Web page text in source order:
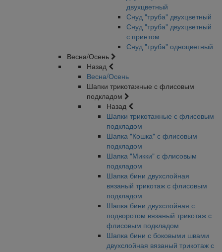
двухцветный
Снуд "труба" двухцветный
Снуд "труба" двухцветный
с принтом
Снуд "труба" одноцветный
Весна/Осень
Назад
Весна/Осень
Шапки трикотажные с флисовым
подкладом
Назад
Шапки трикотажные с флисовым
подкладом
Шапка "Кошка" с флисовым
подкладом
Шапка "Микки" с флисовым
подкладом
Шапка бини двухслойная
вязаный трикотаж с флисовым
подкладом
Шапка бини двухслойная с
подворотом вязаный трикотаж с
флисовым подкладом
Шапка бини с боковыми швами
двухслойная вязаный трикотаж с